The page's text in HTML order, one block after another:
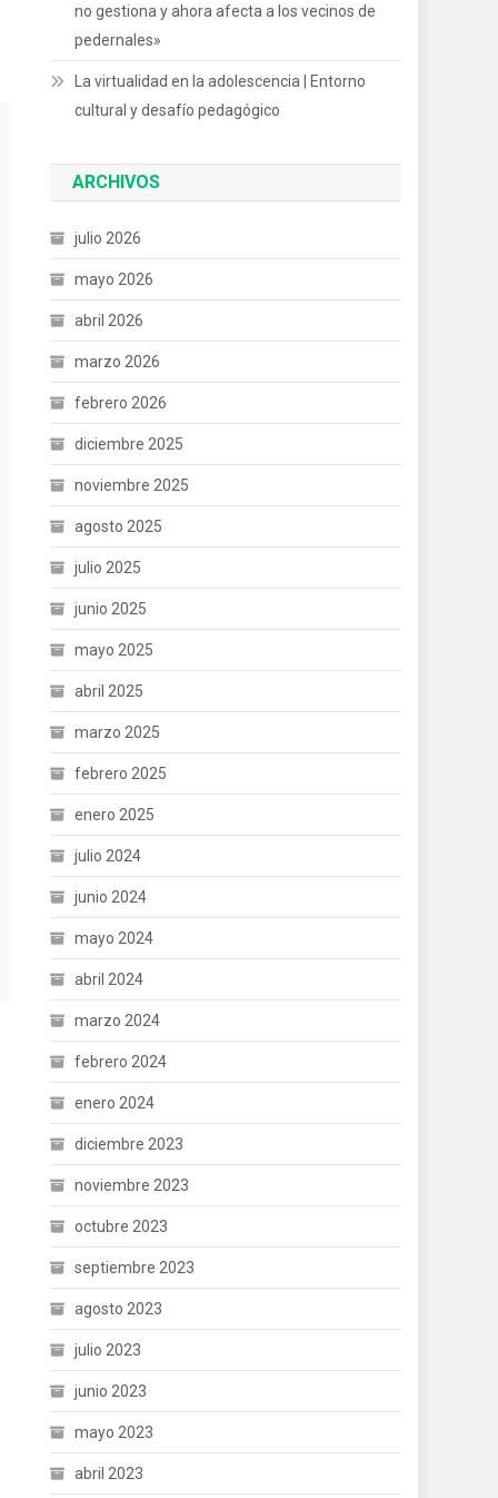
no gestiona y ahora afecta a los vecinos de
pedernales»
La virtualidad en la adolescencia | Entorno
cultural y desafío pedagógico
ARCHIVOS
julio 2026
mayo 2026
abril 2026
marzo 2026
febrero 2026
diciembre 2025
noviembre 2025
agosto 2025
julio 2025
junio 2025
mayo 2025
abril 2025
marzo 2025
febrero 2025
enero 2025
julio 2024
junio 2024
mayo 2024
abril 2024
marzo 2024
febrero 2024
enero 2024
diciembre 2023
noviembre 2023
octubre 2023
septiembre 2023
agosto 2023
julio 2023
junio 2023
mayo 2023
abril 2023